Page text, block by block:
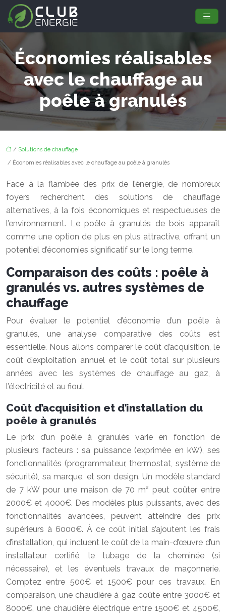
Économies réalisables
avec le chauffage au
poêle à granulés
/ Solutions de chauffage
/ Économies réalisables avec le chauffage au poêle à granulés
Face à la flambée des prix de l’énergie, de nombreux
foyers recherchent des solutions de chauffage
alternatives, à la fois économiques et respectueuses de
l’environnement. Le poêle à granulés de bois apparaît
comme une option de plus en plus attractive, offrant un
potentiel d’économies significatif sur le long terme.
Comparaison des coûts : poêle à
granulés vs. autres systèmes de
chauffage
Pour évaluer le potentiel d’économie d’un poêle à
granulés, une analyse comparative des coûts est
essentielle. Nous allons comparer le coût d’acquisition, le
coût d’exploitation annuel et le coût total sur plusieurs
années avec les systèmes de chauffage au gaz, à
l’électricité et au fioul.
Coût d’acquisition et d’installation du
poêle à granulés
Le prix d’un poêle à granulés varie en fonction de
plusieurs facteurs : sa puissance (exprimée en kW), ses
fonctionnalités (programmateur, thermostat, système de
sécurité), sa marque, et son design. Un modèle standard
de 7 kW pour une maison de 70 m² peut coûter entre
2000€ et 4000€. Des modèles plus puissants, avec des
fonctionnalités avancées, peuvent atteindre des prix
supérieurs à 6000€. À ce coût initial s’ajoutent les frais
d’installation, qui incluent le coût de la main-d’œuvre d’un
installateur certifié, le tubage de la cheminée (si
nécessaire), et les éventuels travaux de maçonnerie.
Comptez entre 500€ et 1500€ pour ces travaux. En
comparaison, une chaudière à gaz coûte entre 3000€ et
8000€, une chaudière électrique entre 1500€ et 4500€,